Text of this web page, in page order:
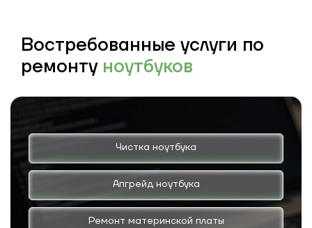
Востребованные услуги по
ремонту ноутбуков
Чистка ноутбука
Апгрейд ноутбука
Ремонт материнской платы